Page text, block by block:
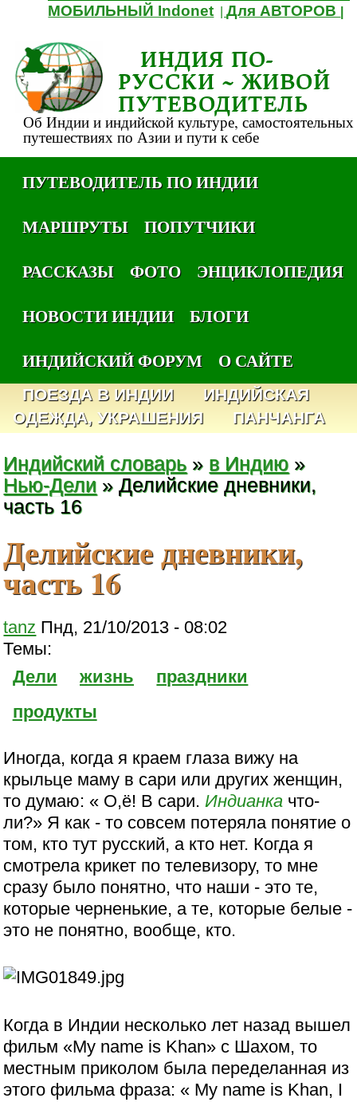
МОБИЛЬНЫЙ Indonet |Для АВТОРОВ
ИНДИЯ ПО-
РУССКИ ~ ЖИВОЙ
ПУТЕВОДИТЕЛЬ
Об Индии и индийской культуре, самостоятельных
путешествиях по Азии и пути к себе
ПУТЕВОДИТЕЛЬ ПО ИНДИИ
МАРШРУТЫ
ПОПУТЧИКИ
РАССКАЗЫ
ФОТО
ЭНЦИКЛОПЕДИЯ
НОВОСТИ ИНДИИ
БЛОГИ
ИНДИЙСКИЙ ФОРУМ
О САЙТЕ
ПОЕЗДА В ИНДИИ
ИНДИЙСКАЯ
ОДЕЖДА, УКРАШЕНИЯ
ПАНЧАНГА
Индийский словарь » в Индию »
Нью-Дели » Делийские дневники,
часть 16
Делийские дневники,
часть 16
tanz Пнд, 21/10/2013 - 08:02
Темы:
Дели
жизнь
праздники
продукты
Иногда, когда я краем глаза вижу на
крыльце маму в сари или других женщин,
то думаю: « О,ё! В сари. Индианка что-
ли?» Я как - то совсем потеряла понятие о
том, кто тут русский, а кто нет. Когда я
смотрела крикет по телевизору, то мне
сразу было понятно, что наши - это те,
которые черненькие, а те, которые белые -
это не понятно, вообще, кто.
Когда в Индии несколько лет назад вышел
фильм «My name is Khan» с Шахом, то
местным приколом была переделанная из
этого фильма фраза: « My name is Khan, I